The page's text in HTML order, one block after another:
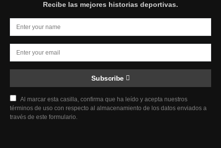
Recibe las mejores historias deportivas.
Subscribe
Al marcar esta casilla, confirma que ha leído y acepta nuestros
términos de uso con respecto al almacenamiento de los datos enviados a
través de este formulario.